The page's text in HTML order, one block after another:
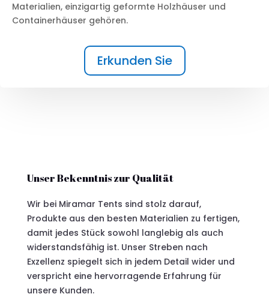
Materialien, einzigartig geformte Holzhäuser und
Containerhäuser gehören.
Erkunden Sie
Unser Bekenntnis zur Qualität
Wir bei Miramar Tents sind stolz darauf,
Produkte aus den besten Materialien zu fertigen,
damit jedes Stück sowohl langlebig als auch
widerstandsfähig ist. Unser Streben nach
Exzellenz spiegelt sich in jedem Detail wider und
verspricht eine hervorragende Erfahrung für
unsere Kunden.